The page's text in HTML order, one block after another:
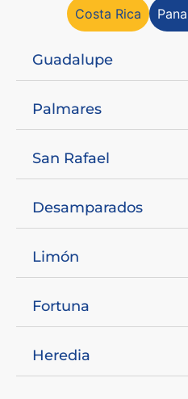
Costa Rica
Guadalupe
Palmares
San Rafael
Desamparados
Limón
Fortuna
Heredia